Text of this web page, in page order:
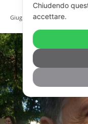
Giugno 2, 2026
Chiudendo
accettare.